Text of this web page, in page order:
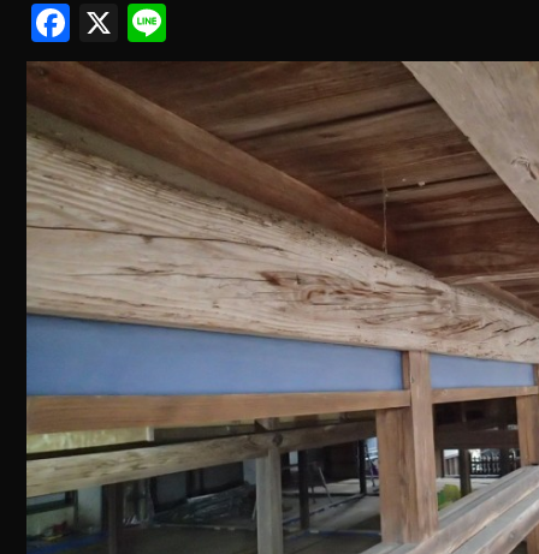
Fa
ce
bo
ok
X
ne